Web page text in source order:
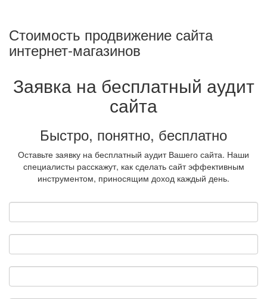
Стоимость продвижение сайта
интернет-магазинов
Заявка на бесплатный аудит
сайта
Быстро, понятно, бесплатно
Оставьте заявку на бесплатный аудит Вашего сайта. Наши
специалисты расскажут, как сделать сайт эффективным
инструментом, приносящим доход каждый день.